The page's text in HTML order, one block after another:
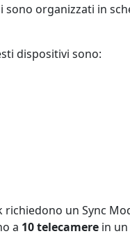
organizzati in
dispositivi sono:
un Sync
a 10 telecamere in